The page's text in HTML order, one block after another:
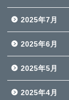
2025年7月
2025年6月
2025年5月
2025年4月